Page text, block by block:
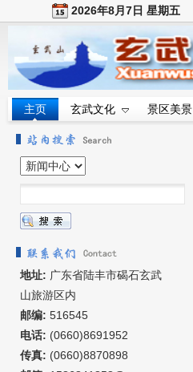
2026年8月7日 星期五
主页 玄武文化 景区美景
地址: 广东省陆丰市碣石玄武
山旅游区内
邮编: 516545
电话: (0660)8691952
传真: (0660)8870898